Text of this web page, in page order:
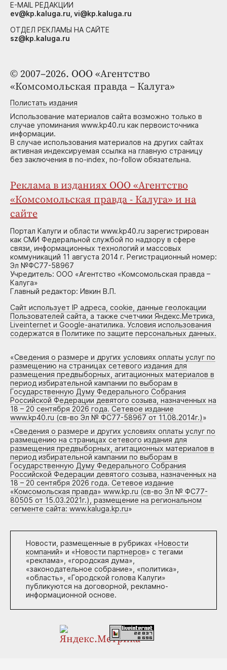
© 2007–2026. ООО «Агентство
«Комсомольская правда – Калуга»
Полистать издания
Использование материалов сайта возможно только в
случае упоминания www.kp40.ru как первоисточника
информации.
В случае использования материалов на других сайтах
активная индексируемая ссылка на главную страницу
без заключения в no-index, no-follow обязательна.
Реклама в изданиях ООО «Агентство
«Комсомольская правда - Калуга» и на
сайте
Портал Калуги и области www.kp40.ru зарегистрирован
как СМИ Федеральной службой по надзору в сфере
связи, информационных технологий и массовых
коммуникаций 11 августа 2014 г. Регистрационный номер:
Эл №ФС77-58967
Учредитель: ООО «Агентство «Комсомольская правда –
Калуга»
Главный редактор: Ивкин В.П.
Сайт использует IP адреса, cookie, данные геолокации
Пользователей сайта, а также счетчики Яндекс.Метрика,
Liveinternet и Google-анатилика. Условия использования
содержатся в Политике по защите персональных данных.
«Сведения о размере и других условиях оплаты услуг по
размещению на страницах сетевого издания для
размещения предвыборных, агитационных материалов в
период избирательной кампании по выборам в
Государственную Думу Федерального Собрания
Российской Федерации девятого созыва, назначенных на
18 – 20 сентября 2026 года. Сетевое издание
www.kp40.ru (св-во Эл № ФС77-58967 от 11.08.2014г.)»
«Сведения о размере и других условиях оплаты услуг по
размещению на страницах сетевого издания для
размещения предвыборных, агитационных материалов в
период избирательной кампании по выборам в
Государственную Думу Федерального Собрания
Российской Федерации девятого созыва, назначенных на
18 – 20 сентября 2026 года. Сетевое издание
«Комсомольская правда» www.kp.ru (св-во Эл № ФС77-
80505 от 15.03.2021г.), размещение на региональном
сегменте сайта: www.kaluga.kp.ru»
Новости, размещенные в рубриках «Новости
компаний» и «Новости партнеров» с тегами
«реклама», «городская дума»,
«законодательное собрание», «политика»,
«область», «Городской голова Калуги»
публикуются на договорной, рекламно-
информационной основе.
E-MAIL РЕДАКЦИИ
ev@kp.kaluga.ru, vi@kp.kaluga.ru
ОТДЕЛ РЕКЛАМЫ НА САЙТЕ
sz@kp.kaluga.ru